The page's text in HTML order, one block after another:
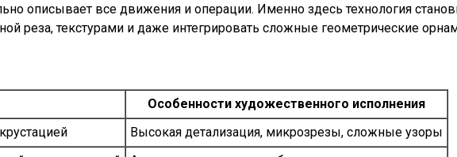
описывает все движения и операции. Именно здесь технология
реза, текстурами и даже интегрировать сложные геометрические
Особенности художественного исполнения
Высокая детализация, микрозрезы, сложные узоры